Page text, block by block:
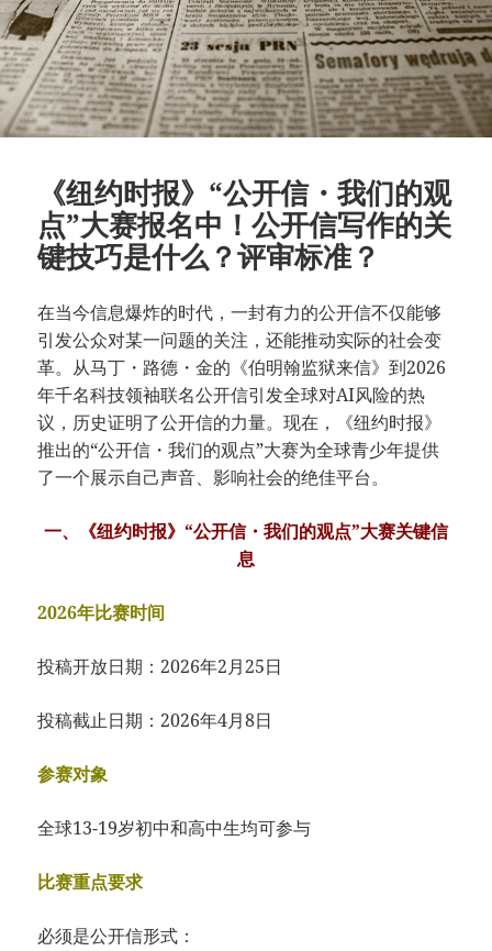
《纽约时报》“公开信・我们的观
点”大赛报名中！公开信写作的关
键技巧是什么？评审标准？
在当今信息爆炸的时代，一封有力的公开信不仅能够
引发公众对某一问题的关注，还能推动实际的社会变
革。从马丁・路德・金的《伯明翰监狱来信》到2026
年千名科技领袖联名公开信引发全球对AI风险的热
议，历史证明了公开信的力量。现在，《纽约时报》
推出的“公开信・我们的观点”大赛为全球青少年提供
了一个展示自己声音、影响社会的绝佳平台。
一、《纽约时报》“公开信・我们的观点”大赛关键信
息
2026年比赛时间
投稿开放日期：2026年2月25日
投稿截止日期：2026年4月8日
参赛对象
全球13-19岁初中和高中生均可参与
比赛重点要求
必须是公开信形式：